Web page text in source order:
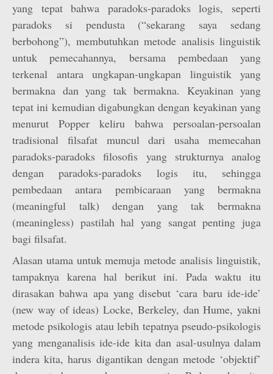
yang tepat bahwa paradoks-paradoks logis, seperti
paradoks si pendusta (“sekarang saya sedang
berbohong”), membutuhkan metode analisis linguistik
untuk pemecahannya, bersama pembedaan yang
terkenal antara ungkapan-ungkapan linguistik yang
bermakna dan yang tak bermakna. Keyakinan yang
tepat ini kemudian digabungkan dengan keyakinan yang
menurut Popper keliru bahwa persoalan-persoalan
tradisional filsafat muncul dari usaha memecahan
paradoks-paradoks filosofis yang strukturnya analog
dengan paradoks-paradoks logis itu, sehingga
pembedaan antara pembicaraan yang bermakna
(meaningful talk) dengan yang tak bermakna
(meaningless) pastilah hal yang sangat penting juga
bagi filsafat.
Alasan utama untuk memuja metode analisis linguistik,
tampaknya karena hal berikut ini. Pada waktu itu
dirasakan bahwa apa yang disebut ‘cara baru ide-ide’
(new way of ideas) Locke, Berkeley, dan Hume, yakni
metode psikologis atau lebih tepatnya pseudo-psikologis
yang menganalisis ide-ide kita dan asal-usulnya dalam
indera kita, harus digantikan dengan metode ‘objektif’